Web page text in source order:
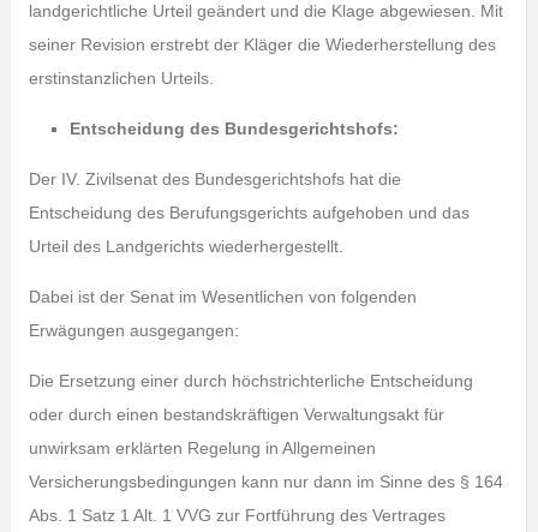
landgerichtliche Urteil geändert und die Klage abgewiesen. Mit
seiner Revision erstrebt der Kläger die Wiederherstellung des
erstinstanzlichen Urteils.
Entscheidung des Bundesgerichtshofs:
Der IV. Zivilsenat des Bundesgerichtshofs hat die
Entscheidung des Berufungsgerichts aufgehoben und das
Urteil des Landgerichts wiederhergestellt.
Dabei ist der Senat im Wesentlichen von folgenden
Erwägungen ausgegangen:
Die Ersetzung einer durch höchstrichterliche Entscheidung
oder durch einen bestandskräftigen Verwaltungsakt für
unwirksam erklärten Regelung in Allgemeinen
Versicherungsbedingungen kann nur dann im Sinne des § 164
Abs. 1 Satz 1 Alt. 1 VVG zur Fortführung des Vertrages